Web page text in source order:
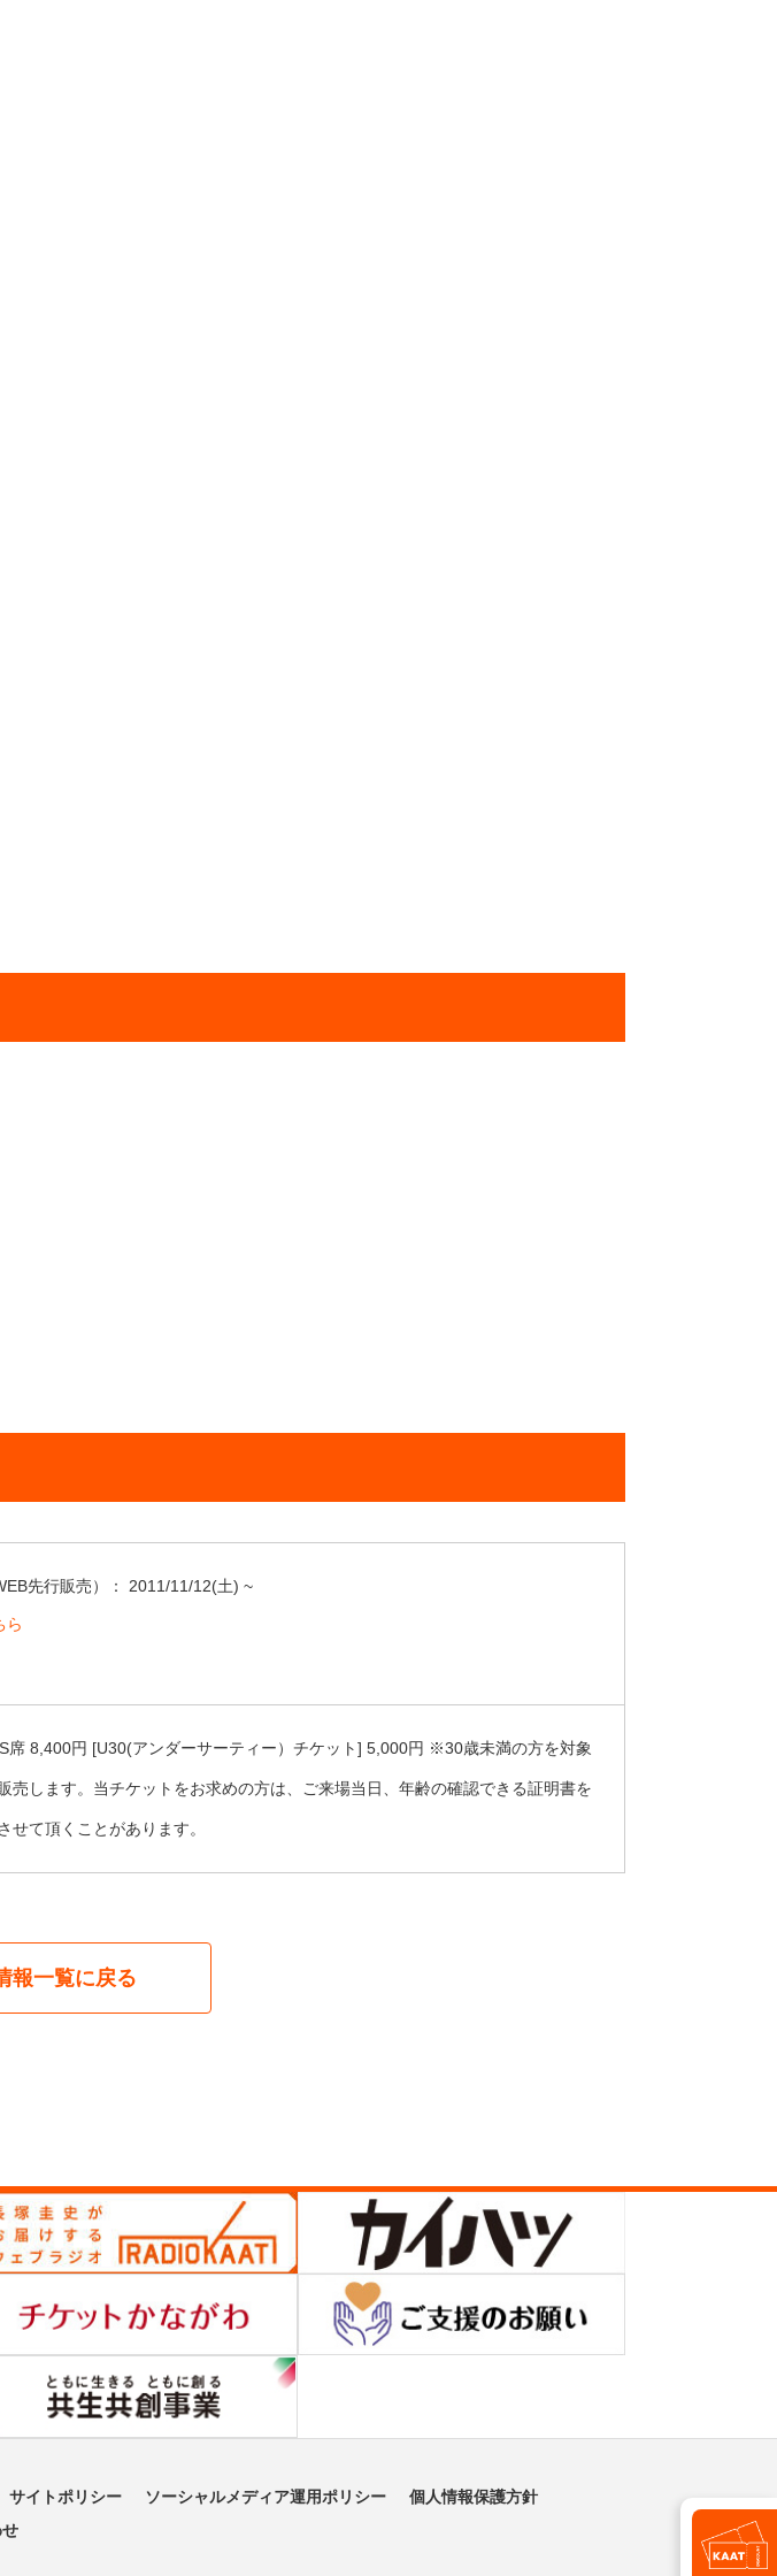
先行販売）： 2011/11/12(土) ~
ら
席 8,400円 [U30(アンダーサーティー）チケット] 5,000円 ※30歳未満の方を対象
売します。当チケットをお求めの方は、ご来場当日、年齢の確認できる証明書を
せて頂くことがあります。
報一覧に戻る
サイトポリシー ソーシャルメディア運用ポリシー
個人情報保護方針